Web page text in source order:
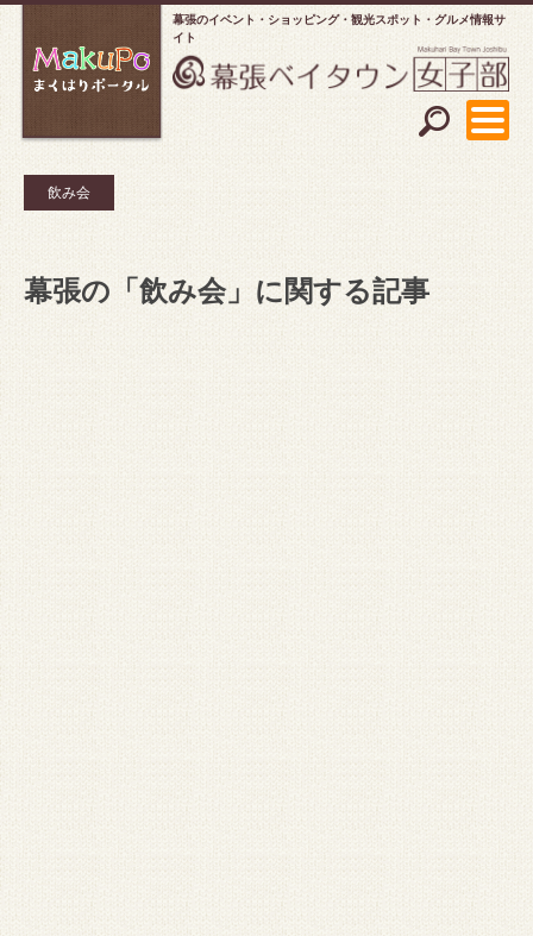
幕張のイベント・ショッピング
観光スポット・グルメ情報サ
イト
飲み会
幕張の「飲み会」に関する記事